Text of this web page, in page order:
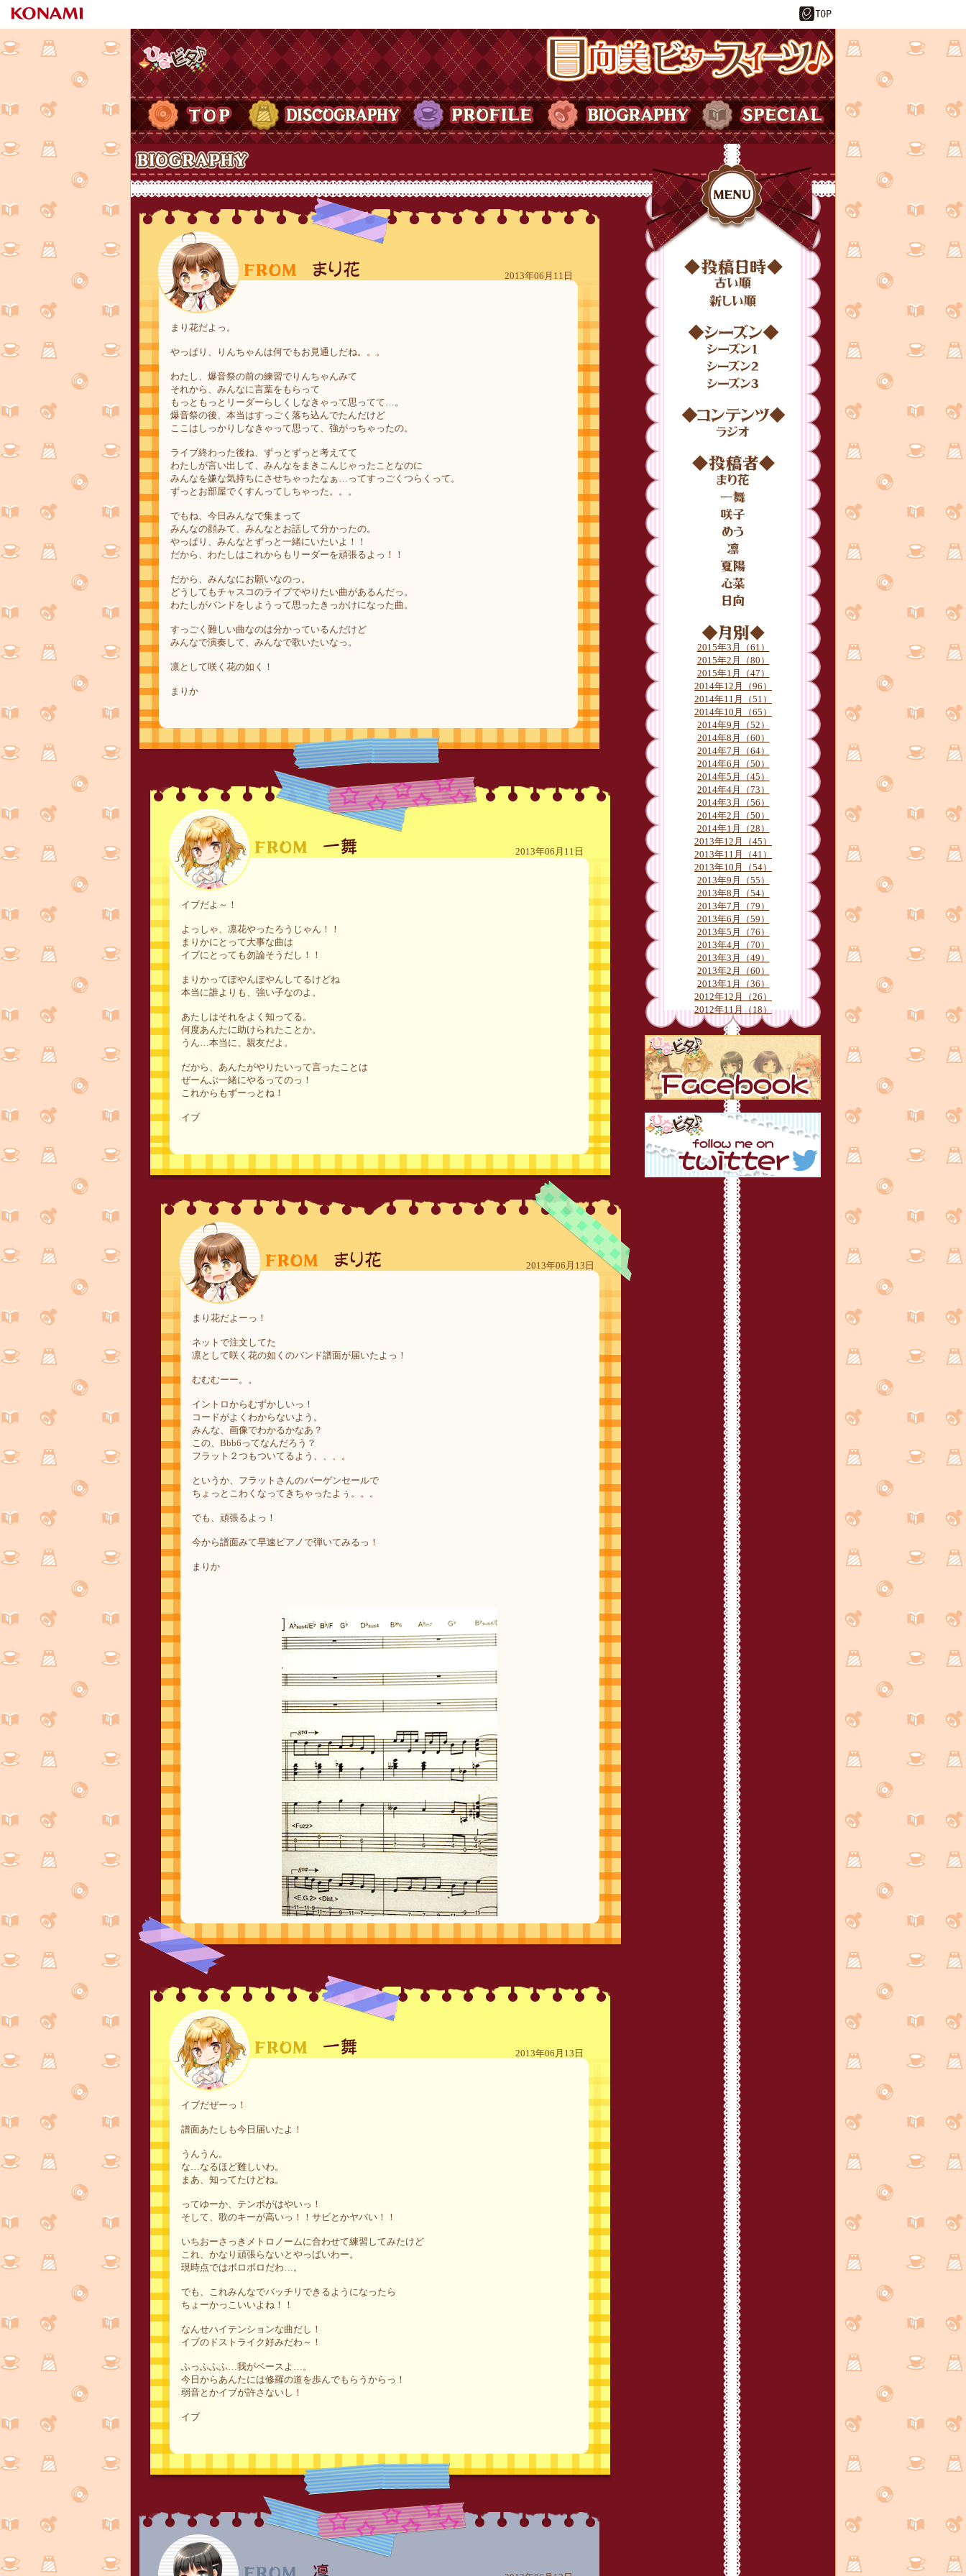
日向美ビタースイーツ♪
ひなビタ♪
TOP DISCOGRAPHY SPECIAL
Biography
MENU
投稿日時
シーズン
シーズン1
シーズン2
コンテンツ
月別2015年3月（61）
2015年2月（80）
2015年1月（47）
2014年12月（96）
2014年11月（51）
2014年10月（65）
2014年9月（52）
2014年8月（60）
2014年7月（64）
2014年6月（50）
2014年5月（45）
2014年4月（73）
2014年3月（56）
2014年2月（50）
2014年1月（28）
2013年12月（45）
2013年11月（41）
2013年10月（54）
2013年9月（55）
2013年8月（54）
2013年7月（79）
2013年6月（59）
2013年5月（76）
2013年4月（70）
2013年3月（49）
2013年2月（60）
2013年1月（36）
2012年12月（26）
2012年11月（18）
2013年06月11日
まり花だよっ。
やっぱり、りんちゃんは何でもお見通しだね。。。
わたし、爆音祭の前の練習でりんちゃんみて
それから、みんなに言葉をもらって
もっともっとリーダーらしくしなきゃって思ってて…。
爆音祭の後、本当はすっごく落ち込んでたんだけど
ここはしっかりしなきゃって思って、強がっちゃったの。
ライブ終わった後ね、ずっとずっと考えてて
わたしが言い出して、みんなをまきこんじゃったことなのに
みんなを嫌な気持ちにさせちゃったなぁ…ってすっごくつらくって。
ずっとお部屋でくすんってしちゃった。。。
でもね、今日みんなで集まって
みんなの顔みて、みんなとお話して分かったの。
やっぱり、みんなとずっと一緒にいたいよ！！
だから、わたしはこれからもリーダーを頑張るよっ！！
だから、みんなにお願いなのっ。
どうしてもチャスコのライブでやりたい曲があるんだっ。
わたしがバンドをしようって思ったきっかけになった曲。
すっごく難しい曲なのは分かっているんだけど
みんなで演奏して、みんなで歌いたいなっ。
凛として咲く花の如く！
まりか
2013年06月11日
イブだよ～！
よっしゃ、凛花やったろうじゃん！！
まりかにとって大事な曲は
イブにとっても勿論そうだし！！
まりかってぽやんぽやんしてるけどね
本当に誰よりも、強い子なのよ。
あたしはそれをよく知ってる。
何度あんたに助けられたことか。
うん…本当に、親友だよ。
だから、あんたがやりたいって言ったことは
ぜーんぶ一緒にやるってのっ！
これからもずーっとね！
イブ
2013年06月13日
まり花だよーっ！
ネットで注文してた
凛として咲く花の如くのバンド譜面が届いたよっ！
むむむーー。。
イントロからむずかしいっ！
コードがよくわからないよう。
みんな、画像でわかるかなあ？
この、Bbb6ってなんだろう？
フラット２つもついてるよう、、、。
というか、フラットさんのバーゲンセールで
ちょっとこわくなってきちゃったよぅ。。。
でも、頑張るよっ！
今から譜面みて早速ピアノで弾いてみるっ！
まりか
2013年06月13日
イブだぜーっ！
譜面あたしも今日届いたよ！
うんうん。
な…なるほど難しいわ。
まあ、知ってたけどね。
ってゆーか、テンポがはやいっ！
そして、歌のキーが高いっ！！サビとかヤバい！！
いちおーさっきメトロノームに合わせて練習してみたけど
これ、かなり頑張らないとやっばいわー。
現時点ではボロボロだわ…。
でも、これみんなでバッチリできるようになったら
ちょーかっこいいよね！！
なんせハイテンションな曲だし！
イブのドストライク好みだわ～！
ふっふふふ…我がベースよ…。
今日からあんたには修羅の道を歩んでもらうからっ！
弱音とかイブが許さないし！
イブ